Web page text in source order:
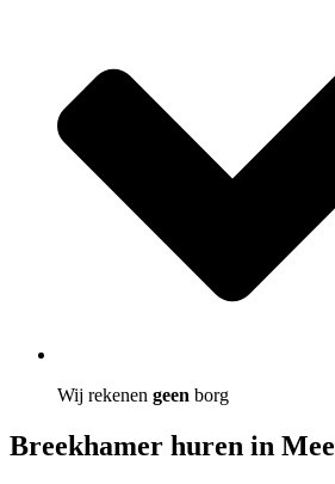
Wij rekenen geen borg
Breekhamer huren in